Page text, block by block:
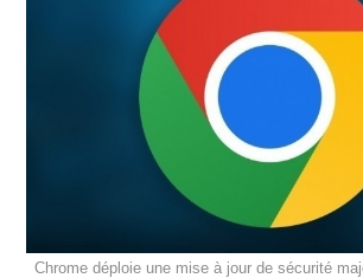
Chrome déploie une mise à jour de sécurité